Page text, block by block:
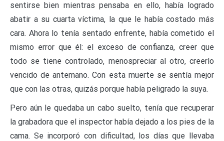
sentirse bien mientras pensaba en ello, había logrado
abatir a su cuarta víctima, la que le había costado más
cara. Ahora lo tenía sentado enfrente, había cometido el
mismo error que él: el exceso de confianza, creer que
todo se tiene controlado, menospreciar al otro, creerlo
vencido de antemano. Con esta muerte se sentía mejor
que con las otras, quizás porque había peligrado la suya.
Pero aún le quedaba un cabo suelto, tenía que recuperar
la grabadora que el inspector había dejado a los pies de la
cama. Se incorporó con dificultad, los días que llevaba